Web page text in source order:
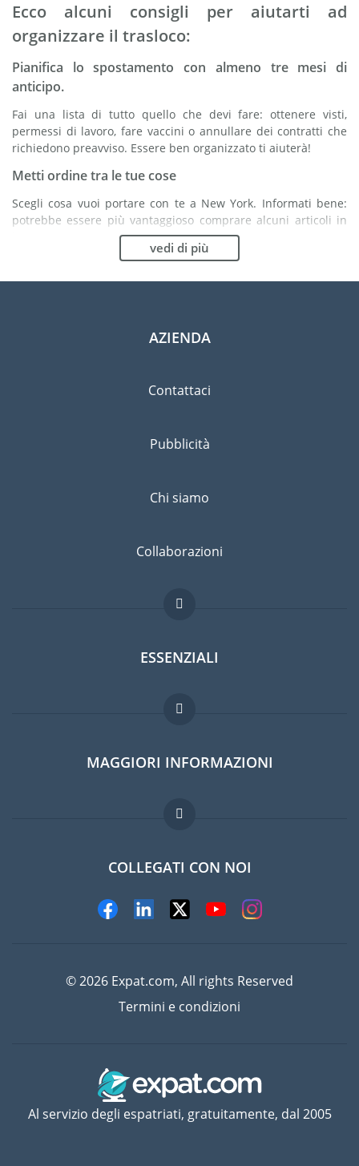
Ecco alcuni consigli per aiutarti ad
organizzare il trasloco:
Pianifica lo spostamento con almeno tre mesi di
anticipo.
Fai una lista di tutto quello che devi fare: ottenere visti,
permessi di lavoro, fare vaccini o annullare dei contratti che
richiedono preavviso. Essere ben organizzato ti aiuterà!
Metti ordine tra le tue cose
Scegli cosa vuoi portare con te a New York. Informati bene:
potrebbe essere più vantaggioso comprare alcuni articoli in
Scegli la compagnia di traslochi più adatta ad
organizzare il tuo trasferimento a New York
Eliminare il rischio non è possibile quindi un'assicurazione
vedi di più
AZIENDA
Contattaci
Pubblicità
Chi siamo
Collaborazioni
ESSENZIALI
Forum per expat
Guida per expat
Lavori all'estero
MAGGIORI INFORMAZIONI
Domande frequenti
COLLEGATI CON NOI
© 2026 Expat.com, All rights Reserved
Termini e condizioni
Al servizio degli espatriati, gratuitamente, dal 2005